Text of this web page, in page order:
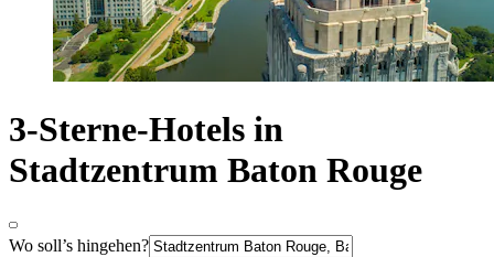
3-Sterne-Hotels in
Stadtzentrum Baton Rouge
Wo soll’s hingehen?